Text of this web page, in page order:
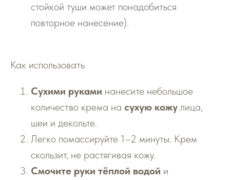
стойкой туши может понадобиться
повторное нанесение).
Как использовать
Сухими руками нанесите небольшое
количество крема на сухую кожу лица,
шеи и декольте.
Легко помассируйте 1–2 минуты. Крем
скользит, не растягивая кожу.
Смочите руки тёплой водой и